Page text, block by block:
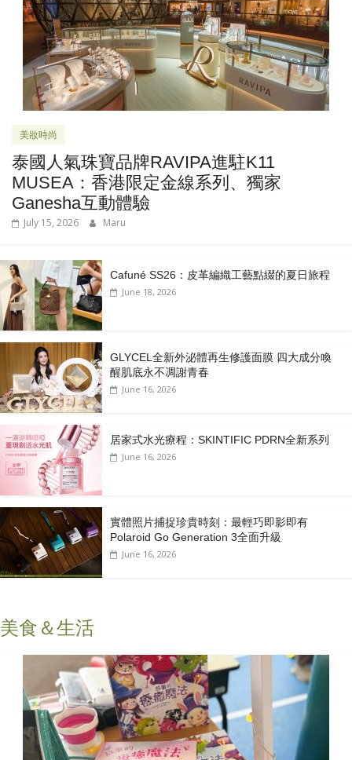
美妝時尚
泰國人氣珠寶品牌RAVIPA進駐K11
MUSEA：香港限定金線系列、獨家
Ganesha互動體驗
July 15, 2026 Maru
Cafuné SS26：皮革編織工藝點綴的夏日旅程
June 18, 2026
GLYCEL全新外泌體再生修護面膜 四大成分喚
醒肌底永不凋謝青春
June 16, 2026
居家式水光療程：SKINTIFIC PDRN全新系列
June 16, 2026
實體照片捕捉珍貴時刻：最輕巧即影即有
Polaroid Go Generation 3全面升級
June 16, 2026
美食＆生活